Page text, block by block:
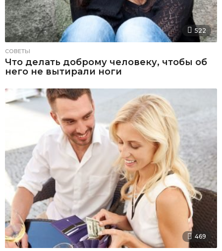
522
СОВЕТЫ
Что делать доброму человеку, чтобы об
него не вытирали ноги
469